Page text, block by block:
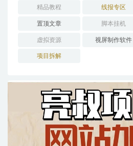
精品教程 线报专区
置顶文章 脚本挂机
虚拟资源 视屏制作软件
项目拆解